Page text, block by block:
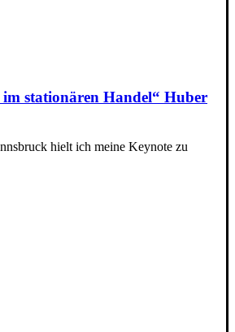
stationären Handel“ Huber
hielt ich meine Keynote zu